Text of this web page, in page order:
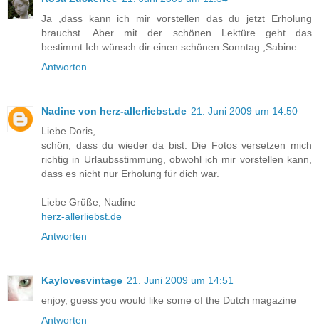
Ja ,dass kann ich mir vorstellen das du jetzt Erholung
brauchst. Aber mit der schönen Lektüre geht das
bestimmt.Ich wünsch dir einen schönen Sonntag ,Sabine
Antworten
Nadine von herz-allerliebst.de 21. Juni 2009 um 14:50
Liebe Doris,
schön, dass du wieder da bist. Die Fotos versetzen mich
richtig in Urlaubsstimmung, obwohl ich mir vorstellen kann,
dass es nicht nur Erholung für dich war.
Liebe Grüße, Nadine
herz-allerliebst.de
Antworten
Kaylovesvintage 21. Juni 2009 um 14:51
enjoy, guess you would like some of the Dutch magazine
Antworten